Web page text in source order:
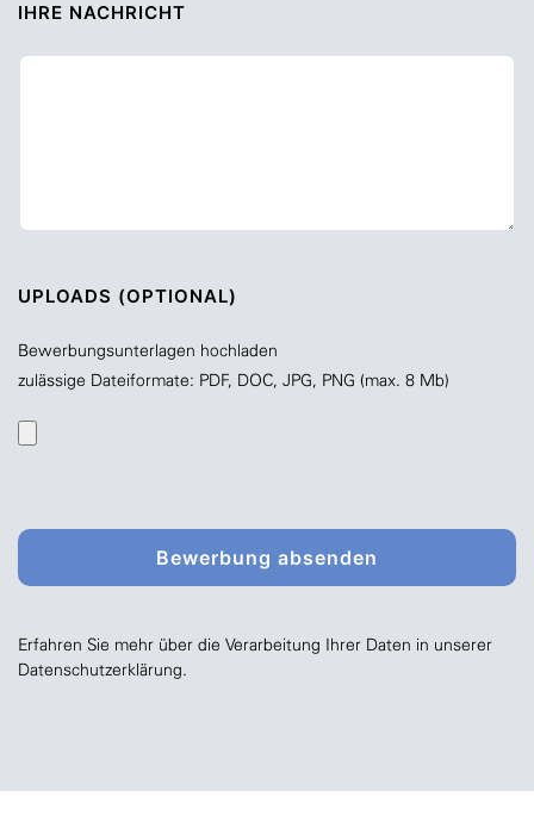
IHRE NACHRICHT
UPLOADS (OPTIONAL)
Bewerbungsunterlagen hochladen
zulässige Dateiformate: PDF, DOC, JPG, PNG (max. 8 Mb)
Erfahren Sie mehr über die Verarbeitung Ihrer Daten in unserer
Datenschutzerklärung.